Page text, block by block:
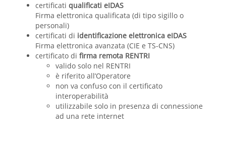
certificati qualificati eIDAS
Firma elettronica qualificata (di tipo sigillo o
personali)
certificati di identificazione elettronica eIDAS
Firma elettronica avanzata (CIE e TS-CNS)
certificato di firma remota RENTRI
valido solo nel RENTRI
è riferito all’Operatore
non va confuso con il certificato
interoperabilità
utilizzabile solo in presenza di connessione
ad una rete internet